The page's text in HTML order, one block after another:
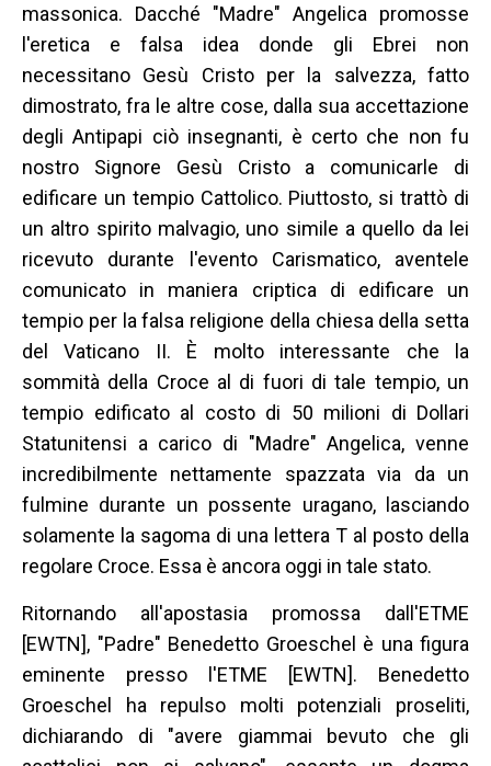
massonica. Dacché "Madre" Angelica promosse
l'eretica e falsa idea donde gli Ebrei non
necessitano Gesù Cristo per la salvezza, fatto
dimostrato, fra le altre cose, dalla sua accettazione
degli Antipapi ciò insegnanti, è certo che non fu
nostro Signore Gesù Cristo a comunicarle di
edificare un tempio Cattolico. Piuttosto, si trattò di
un altro spirito malvagio, uno simile a quello da lei
ricevuto durante l'evento Carismatico, aventele
comunicato in maniera criptica di edificare un
tempio per la falsa religione della chiesa della setta
del Vaticano II. È molto interessante che la
sommità della Croce al di fuori di tale tempio, un
tempio edificato al costo di 50 milioni di Dollari
Statunitensi a carico di "Madre" Angelica, venne
incredibilmente nettamente spazzata via da un
fulmine durante un possente uragano, lasciando
solamente la sagoma di una lettera T al posto della
regolare Croce. Essa è ancora oggi in tale stato.
Ritornando all'apostasia promossa dall'ETME
[EWTN], "Padre" Benedetto Groeschel è una figura
eminente presso l'ETME [EWTN]. Benedetto
Groeschel ha repulso molti potenziali proseliti,
dichiarando di "avere giammai bevuto che gli